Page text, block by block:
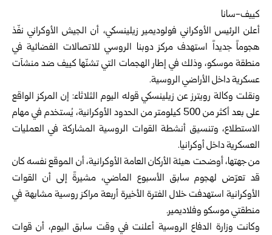
كييف-سانا
أعلن الرئيس الأوكراني فولوديمير زيلينسكي، أن الجيش الأوكراني نفّذ
هجوماً جديداً استهدف مركز دوبنا الروسي للاتصالات الفضائية في
منطقة موسكو، وذلك في إطار الهجمات التي تشنّها كييف ضد منشآت
عسكرية داخل الأراضي الروسية.
ونقلت وكالة رويترز عن زيلينسكي قوله اليوم الثلاثاء: إن المركز الواقع
على بعد أكثر من 500 كيلومتر من الحدود الأوكرانية، يُستخدم في مهام
الاستطلاع، وتنسيق أنشطة القوات الروسية المشاركة في العمليات
العسكرية داخل أوكرانيا.
من جهتها، أوضحت هيئة الأركان العامة الأوكرانية، أن الموقع نفسه كان
قد تعرّض لهجوم سابق الأسبوع الماضي، مشيرةً إلى أن القوات
الأوكرانية استهدفت خلال الفترة الأخيرة أربعة مراكز روسية مشابهة في
منطقتي موسكو وفلاديمير.
وكانت وزارة الدفاع الروسية أعلنت في وقت سابق اليوم، أن قوات